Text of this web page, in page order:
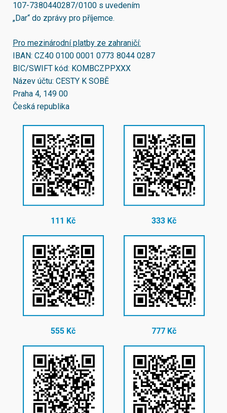
107-7380440287/0100 s uvedením
„Dar“ do zprávy pro příjemce.
Pro mezinárodní platby ze zahraničí:
IBAN: CZ40 0100 0001 0773 8044 0287
BIC/SWIFT kód: KOMBCZPPXXX
Název účtu: CESTY K SOBĚ
Praha 4, 149 00
Česká republika
111 Kč 333 Kč
555 Kč 777 Kč